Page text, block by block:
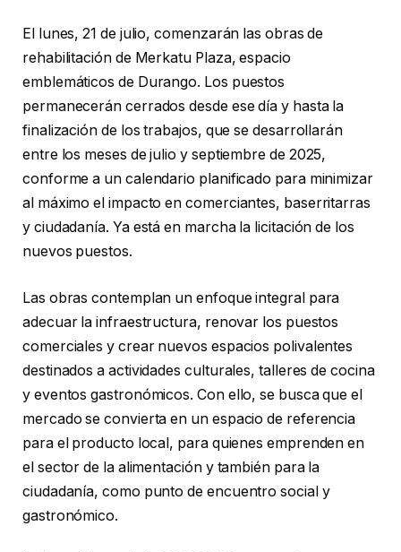
El lunes, 21 de julio, comenzarán las obras de
rehabilitación de Merkatu Plaza, espacio
emblemáticos de Durango. Los puestos
permanecerán cerrados desde ese día y hasta la
finalización de los trabajos, que se desarrollarán
entre los meses de julio y septiembre de 2025,
conforme a un calendario planificado para minimizar
al máximo el impacto en comerciantes, baserritarras
y ciudadanía. Ya está en marcha la licitación de los
nuevos puestos.
Las obras contemplan un enfoque integral para
adecuar la infraestructura, renovar los puestos
comerciales y crear nuevos espacios polivalentes
destinados a actividades culturales, talleres de cocina
y eventos gastronómicos. Con ello, se busca que el
mercado se convierta en un espacio de referencia
para el producto local, para quienes emprenden en
el sector de la alimentación y también para la
ciudadanía, como punto de encuentro social y
gastronómico.